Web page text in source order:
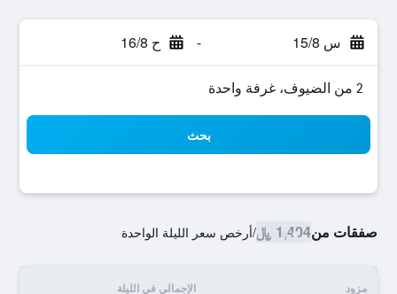
س 15/8 - ح 16/8
2 من الضيوف، غرفة واحدة
بحث
صفقات من1,404 ﷼ /أرخص سعر الليلة الواحدة
مزود الإجمالي في الليلة